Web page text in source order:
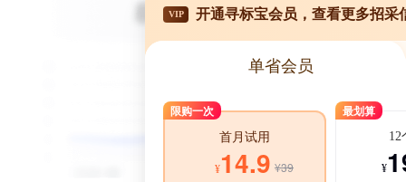
VIP 开通寻标宝会员，查看更多招采
单省会员
限购一次
首月试用
¥14.9 ¥39
最划算
12
¥